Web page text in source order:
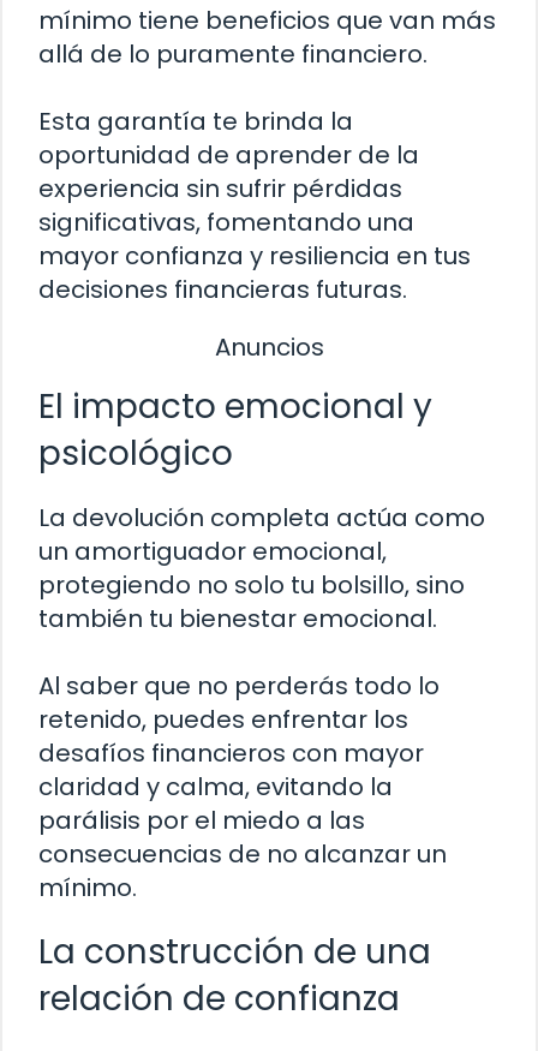
mínimo tiene beneficios que van más
allá de lo puramente financiero.
Esta garantía te brinda la
oportunidad de aprender de la
experiencia sin sufrir pérdidas
significativas, fomentando una
mayor confianza y resiliencia en tus
decisiones financieras futuras.
Anuncios
El impacto emocional y
psicológico
La devolución completa actúa como
un amortiguador emocional,
protegiendo no solo tu bolsillo, sino
también tu bienestar emocional.
Al saber que no perderás todo lo
retenido, puedes enfrentar los
desafíos financieros con mayor
claridad y calma, evitando la
parálisis por el miedo a las
consecuencias de no alcanzar un
mínimo.
La construcción de una
relación de confianza